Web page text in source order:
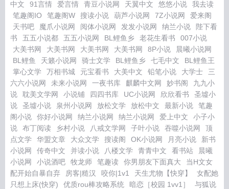
中文
91言情 爱言情 青豆小说网 天翼中文 悠悠小说
我去读
笔趣阁IO
笔趣阁W 搜读小说 葫芦小说网 7Z小说网
爱来阁
天书吧
魔爪小说网 阅体小说网 发发小说网 纳兰小说
陛下看
书
五五小说都 五五小说网 BL鲤鱼乡 老花生看书
007小说
大美书网
大美书网 大美书网 大美书网 8P小说
晨曦小说网
BL鲤鱼
天籁小说网 骑士文学 BL鲤鱼乡 七毛中文
BL鲤鱼王
掌心文学
万相书城 元宝看书 大美中文 铅笔小说 大学士
三
六六小说网
未来小说网 一夜书库 麒麟中文网 妙书阁
九九小
说
耽美文学网 小说铺 四四书库 UC小说网 欣欣看书
圣墟小
说
圣墟小说 泉州小说网 放松文学 放松中文 最新小说
笔趣
阁小说
你好小说网 纳兰小说网 纳兰小说网 爱上中文
小子小
说
布丁阅读 乡村小说 八戒文学网 子叶小说 吞噬小说网
顶
点文学
华盟文章 大众文学 搜读阁 OK小说网 月亮小说
新书
小说网
传奇中文 并读小说 八楼文学 青青中文 看书站
晨曦
小说网
小说酒吧 牧龙师 笔趣读 你男朋友下面真大
当H文女
配开始自暴自弃
房客|糙汉 咬你|1v1 天生尤物【快穿】
女配她
只想上床(快穿)
优质rou棒攻略系统 暗恋［校园 1vv1］
与狐说